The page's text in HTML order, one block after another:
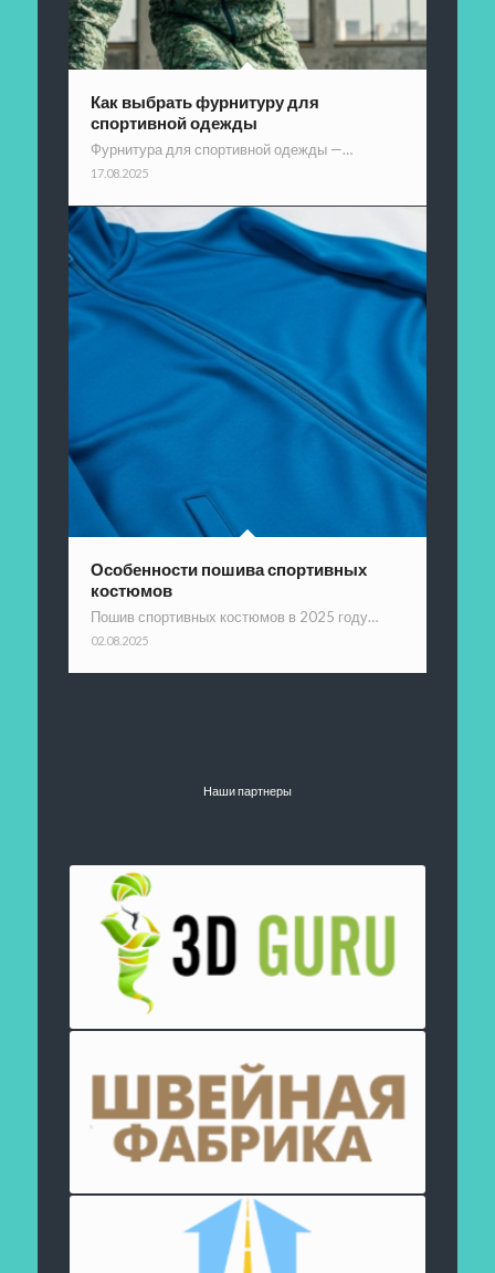
Как выбрать фурнитуру для
спортивной одежды
Фурнитура для спортивной одежды —…
17.08.2025
Особенности пошива спортивных
костюмов
Пошив спортивных костюмов в 2025 году…
02.08.2025
Наши партнеры